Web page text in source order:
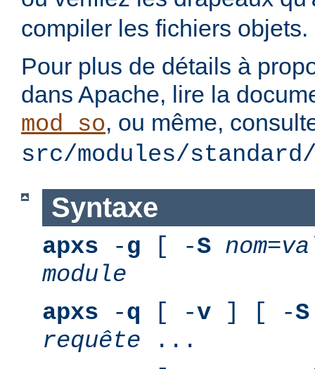
compiler les fichiers objets.
Pour plus de détails à
dans Apache, lire la
mod_so, ou même,
src/modules/standard/
Syntaxe
apxs -g [ -S nom=
module
apxs -q [ -v ] [ -S
requête ...